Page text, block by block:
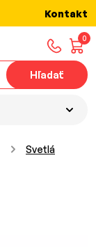
Kontakt
0
Hľadať
Svetlá